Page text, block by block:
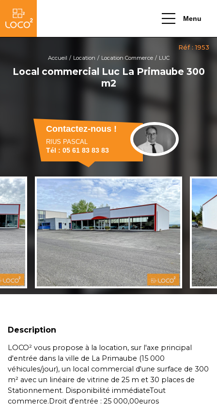
Menu
Local commercial Luc La Primaube 300
m2
Accueil Location Location Commerce LUC
Contactez-nous !
RIUS PASCAL
Tél : 05 61 83 83 83
Description
LOCO² vous propose à la location, sur l'axe principal
d'entrée dans la ville de La Primaube (15 000
véhicules/jour), un local commercial d'une surface de 300
m² avec un linéaire de vitrine de 25 m et 30 places de
Stationnement. Disponibilité immédiateTout
commerce.Droit d'entrée : 25 000,00euros